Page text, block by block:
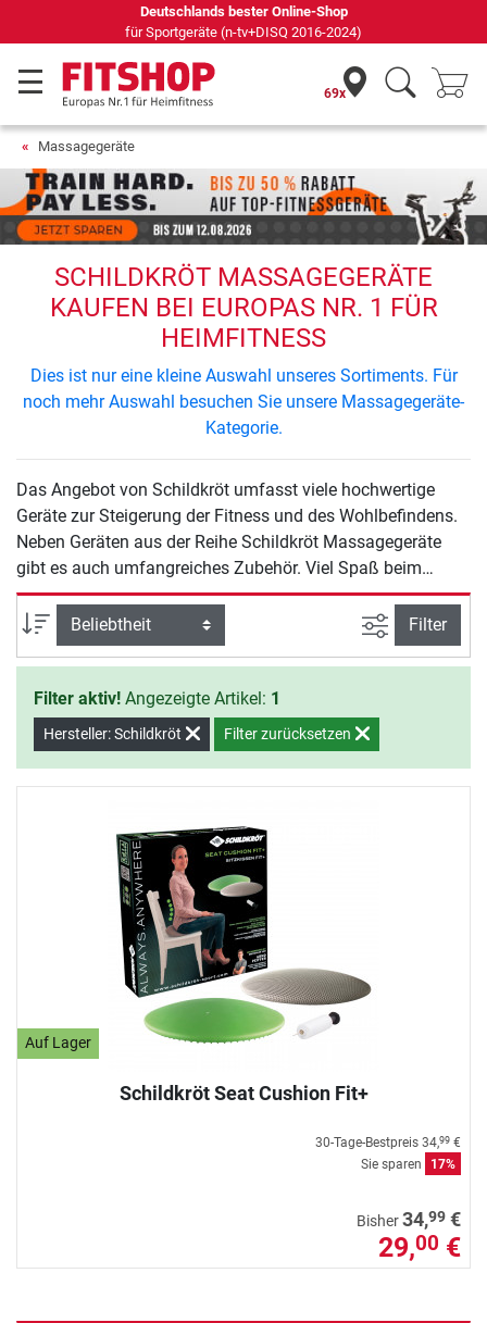
Deutschlands bester Online-Shop
für Sportgeräte (n-tv+DISQ 2016-2024)
69x
Massagegeräte
SCHILDKRÖT MASSAGEGERÄTE
KAUFEN BEI EUROPAS NR. 1 FÜR
HEIMFITNESS
Dies ist nur eine kleine Auswahl unseres Sortiments. Für
noch mehr Auswahl besuchen Sie unsere Massagegeräte-
Kategorie.
Das Angebot von Schildkröt umfasst viele hochwertige
Geräte zur Steigerung der Fitness und des Wohlbefindens.
Neben Geräten aus der Reihe Schildkröt Massagegeräte
gibt es auch umfangreiches Zubehör. Viel Spaß beim
Training mit Schildkröt.
Sortierung
Ansicht
Filter
Filter aktiv! Angezeigte Artikel: 1
Hersteller: Schildkröt Filter zurücksetzen
Auf Lager
Schildkröt Seat Cushion Fit+
30-Tage-Bestpreis 34,99 €
Sie sparen
17%
Bisher34,99 €
29,00 €